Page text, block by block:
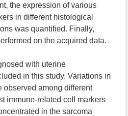
the expression of various
in different histological
was quantified. Finally,
on the acquired data.
with uterine
in this study. Variations in
observed among different
immune-related cell markers
in the sarcoma